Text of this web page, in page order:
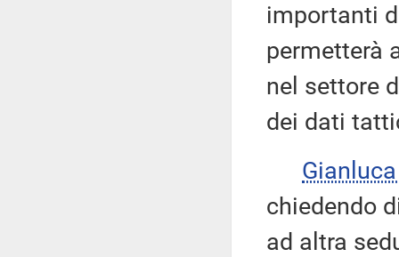
importanti
permetterà
nel settore
dei dati
chiedendo
ad altra